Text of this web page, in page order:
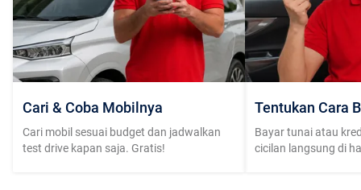
Cari & Coba Mobilnya
Cari mobil sesuai budget dan jadwalkan
test drive kapan saja. Gratis!
Tentukan Cara
Bayar tunai atau
cicilan langsung di